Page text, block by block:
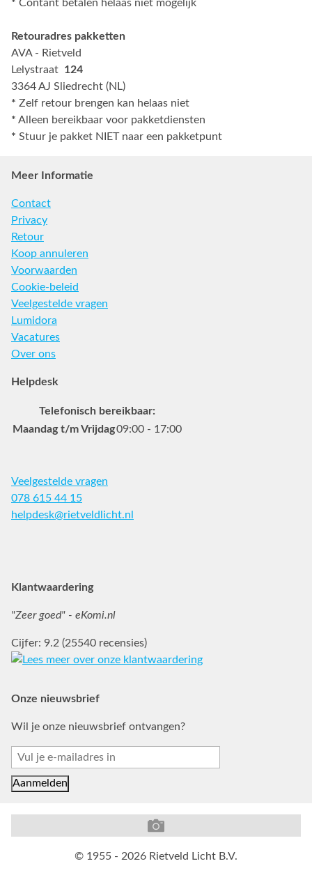
* Contant betalen helaas niet mogelijk
Retouradres pakketten
AVA - Rietveld
Lelystraat 124
3364 AJ Sliedrecht (NL)
* Zelf retour brengen kan helaas niet
* Alleen bereikbaar voor pakketdiensten
* Stuur je pakket NIET naar een pakketpunt
Meer Informatie
Contact
Privacy
Retour
Koop annuleren
Voorwaarden
Cookie-beleid
Veelgestelde vragen
Lumidora
Vacatures
Over ons
Helpdesk
Telefonisch bereikbaar:
Maandag t/m Vrijdag09:00 - 17:00
Veelgestelde vragen
078 615 44 15
helpdesk@rietveldlicht.nl
Klantwaardering
"Zeer goed" - eKomi.nl
Cijfer: 9.2 (25540 recensies)
Onze nieuwsbrief
Wil je onze nieuwsbrief ontvangen?
© 1955 - 2026 Rietveld Licht B.V.